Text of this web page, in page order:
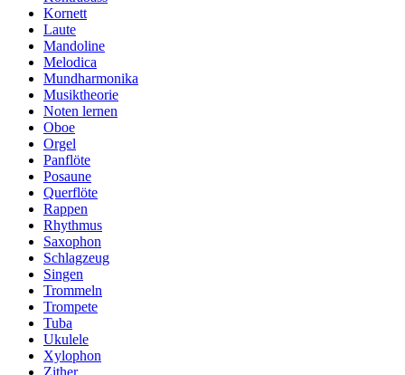
Kornett
Laute
Mandoline
Melodica
Mundharmonika
Musiktheorie
Noten lernen
Oboe
Orgel
Panflöte
Posaune
Querflöte
Rappen
Rhythmus
Saxophon
Schlagzeug
Singen
Trommeln
Trompete
Tuba
Ukulele
Xylophon
Zither